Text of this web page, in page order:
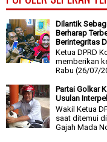
Dilantik
Berharap
Berintegritas
Ketua DPRD
memberikan
Rabu (26/07/
Partai Golkar
Usulan
Wakil Ketua
saat ditemui
Gajah Mada